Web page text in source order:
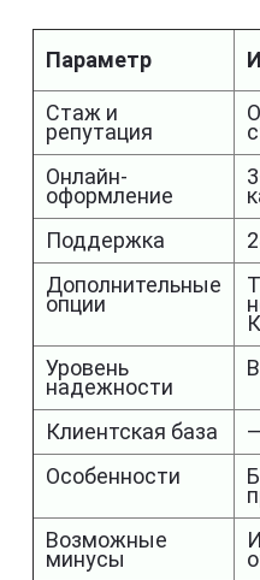
Параметр
Стаж и
репутация
Онлайн-
оформление
Поддержка
Дополнительные
опции
Уровень
надежности
Клиентская база
Особенности
Возможные
минусы